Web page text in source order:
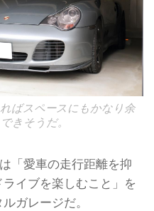
ばスペースにもかなり余
きそうだ。
「愛車の走行距離を抑
イブを楽しむこと」を
ガレージだ。